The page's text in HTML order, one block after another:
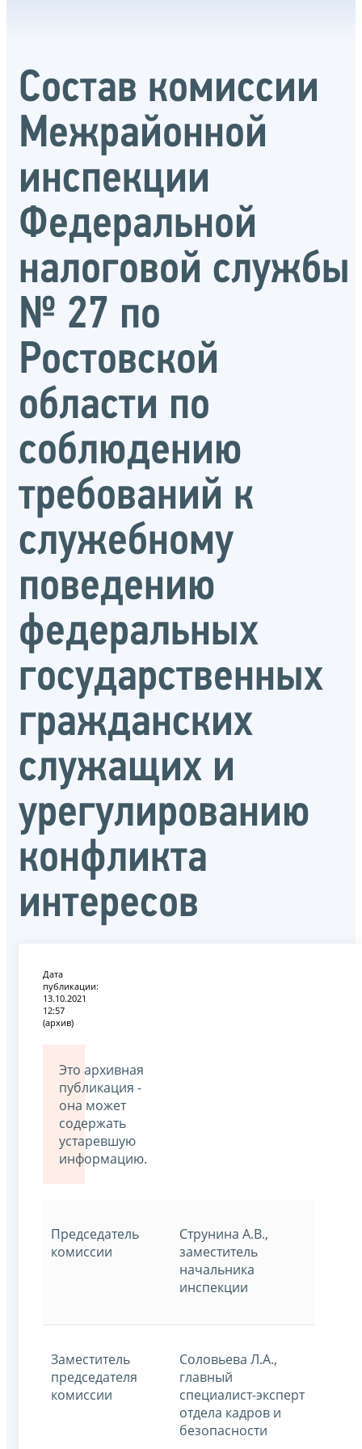
Состав комиссии
Межрайонной
инспекции
Федеральной
налоговой службы
№ 27 по
Ростовской
области по
соблюдению
требований к
служебному
поведению
федеральных
государственных
гражданских
служащих и
урегулированию
конфликта
интересов
Дата
публикации:
13.10.2021
12:57
(архив)
Это архивная
публикация -
она может
содержать
устаревшую
информацию.
Председатель
комиссии
Струнина А.В.,
заместитель
начальника
инспекции
Заместитель
председателя
комиссии
Соловьева Л.А.,
главный
специалист-эксперт
отдела кадров и
безопасности